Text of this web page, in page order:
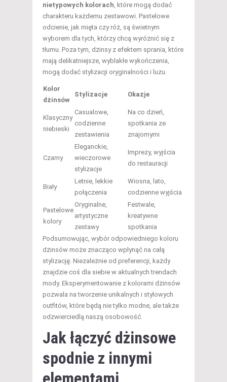
nietypowych kolorach , które mogą dodać
charakteru każdemu zestawowi. Pastelowe
odcienie, jak mięta czy róż, są świetnym
wyborem dla tych, którzy chcą wyróżnić się z
tłumu. Poza tym, dżinsy z efektem sprania, które
mają delikatniejsze, wyblakłe wykończenia,
mogą dodać stylizacji oryginalności i luzu.
Kolor
dżinsów
Stylizacje Okazje
Klasyczny
niebieski
Casualowe,
codzienne
zestawienia
Na co dzień,
spotkania ze
znajomymi
Czarny
Eleganckie,
wieczorowe
stylizacje
Imprezy, wyjścia
do restauracji
Biały
Letnie, lekkie
połączenia
Wiosna, lato,
codzienne wyjścia
Pastelowe
kolory
Oryginalne,
artystyczne
zestawy
Festwale,
kreatywne
spotkania
Podsumowując, wybór odpowiedniego koloru
dżinsów może znacząco wpłynąć na całą
stylizację. Niezależnie od preferencji, każdy
znajdzie coś dla siebie w aktualnych trendach
mody. Eksperymentowanie z kolorami dżinsów
pozwala na tworzenie unikalnych i stylowych
outfitów, które będą nie tylko modne, ale także
odzwierciedlą naszą osobowość.
Jak łączyć dżinsowe
spodnie z innymi